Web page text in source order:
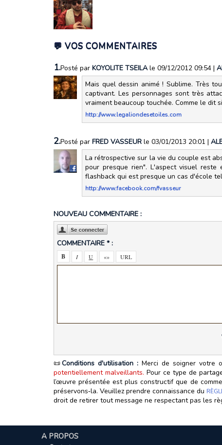
💬 VOS COMMENTAIRES
1.Posté par KOYOLITE TSEILAle 09/12/2012 09:54 |
Mais quel dessin animé ! Sublime. Très
captivant. Les personnages sont très
vraiment beaucoup touchée. Comme le dit
http://www.legaliondesetoiles.com
2.Posté par FRED VASSEUR le 03/01/2013 20:01 |
La rétrospective sur la vie du couple est
pour presque rien". L'aspect visuel
flashback qui est presque un cas d'école
http://www.facebook.com/fvasseur
NOUVEAU COMMENTAIRE :
COMMENTAIRE * :
📜Conditions d'utilisation :Merci de soigner votre
potentiellement malveillants. Pour ce type de
l’œuvre présentée est plus constructif que de
préservons‑la. Veuillez prendre connaissance du
droit de retirer tout message ne respectant pas les
A PROPOS